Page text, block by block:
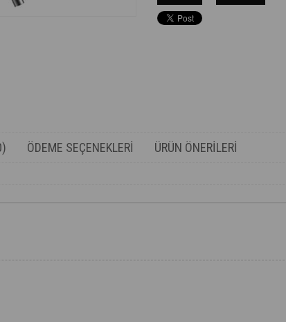
ÖDEME SEÇENEKLERI ÜRÜN ÖNERILERI